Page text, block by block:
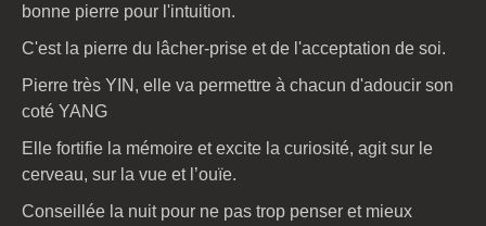
bonne pierre pour l'intuition.
C'est la pierre du lâcher-prise et de l'acceptation de soi.
Pierre très YIN, elle va permettre à chacun d'adoucir son
coté YANG
Elle fortifie la mémoire et excite la curiosité, agit sur le
cerveau, sur la vue et l’ouïe.
Conseillée la nuit pour ne pas trop penser et mieux